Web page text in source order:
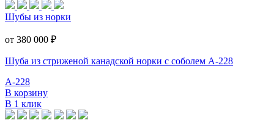
Шубы из норки
от 380 000 ₽
Шуба из стриженой канадской норки с соболем А-228
А-228
В корзину
В 1 клик